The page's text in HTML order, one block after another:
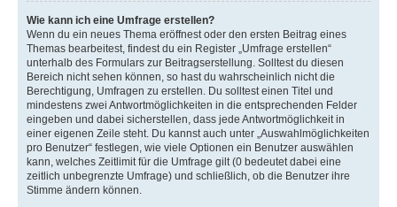
Wie kann ich eine Umfrage erstellen?
Wenn du ein neues Thema eröffnest oder den ersten Beitrag eines
Themas bearbeitest, findest du ein Register „Umfrage erstellen“
unterhalb des Formulars zur Beitragserstellung. Solltest du diesen
Bereich nicht sehen können, so hast du wahrscheinlich nicht die
Berechtigung, Umfragen zu erstellen. Du solltest einen Titel und
mindestens zwei Antwortmöglichkeiten in die entsprechenden Felder
eingeben und dabei sicherstellen, dass jede Antwortmöglichkeit in
einer eigenen Zeile steht. Du kannst auch unter „Auswahlmöglichkeiten
pro Benutzer“ festlegen, wie viele Optionen ein Benutzer auswählen
kann, welches Zeitlimit für die Umfrage gilt (0 bedeutet dabei eine
zeitlich unbegrenzte Umfrage) und schließlich, ob die Benutzer ihre
Stimme ändern können.